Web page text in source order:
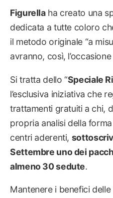
Figurellaha creato una
dedicata a tutte coloro
il metodo originale “a
avranno, così,
Si tratta dello “Speciale
l’esclusiva iniziativa che
trattamenti gratuiti a chi,
propria analisi della
centri aderenti,
Settembre uno dei
almeno 30 sedute.
Mantenere i benefici